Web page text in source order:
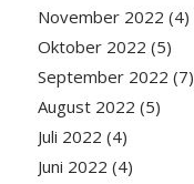
November 2022 (4)
Oktober 2022 (5)
September 2022 (7)
August 2022 (5)
Juli 2022 (4)
Juni 2022 (4)